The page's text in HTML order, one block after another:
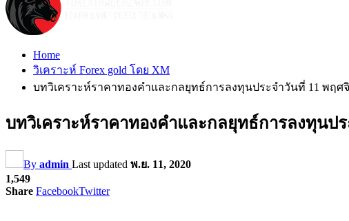
Home
วิเคราะห์ Forex gold โดย XM
บทวิเคราะห์ราคาทองคำและกลยุทธ์การลงทุนประจำวันที่ 11 พฤศ
บทวิเคราะห์ราคาทองคำและกลยุทธ์การลงทุนป
By admin Last updated พ.ย. 11, 2020
1,549
Share FacebookTwitter